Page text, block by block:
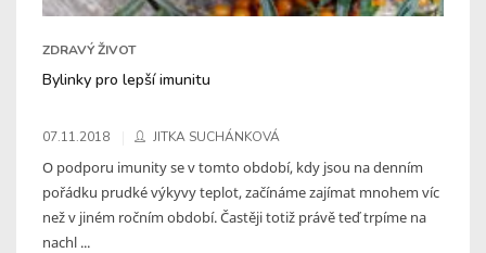
ZDRAVÝ ŽIVOT
Bylinky pro lepší imunitu
07.11.2018 JITKA SUCHÁNKOVÁ
O podporu imunity se v tomto období, kdy jsou na denním
pořádku prudké výkyvy teplot, začínáme zajímat mnohem víc
než v jiném ročním období. Častěji totiž právě teď trpíme na
nachl ...